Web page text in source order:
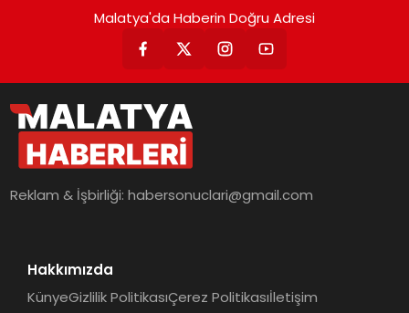
Malatya'da Haberin Doğru Adresi
Reklam & İşbirliği:habersonuclari@gmail.com
Hakkımızda
KünyeGizlilik PolitikasıÇerez Politikasıİletişim